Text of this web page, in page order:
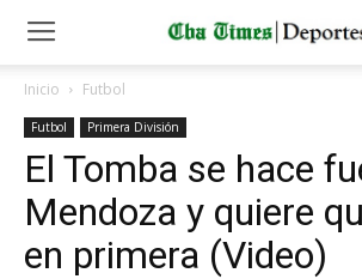
Inicio Futbol
Futbol Primera División
El Tomba se hace
Mendoza y quiere
en primera (Video)